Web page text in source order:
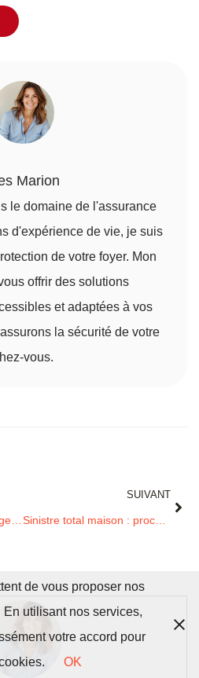
Marion
le domaine de l'assurance
d'expérience de vie, je suis
de votre foyer. Mon
offrir des solutions
et adaptées à vos
la sécurité de votre
vous.
SUIVANT
Sinistre total maison : procédure d’indemnisation en cas de destruction
de vous proposer nos
utilisant nos services,
votre accord pour
OK